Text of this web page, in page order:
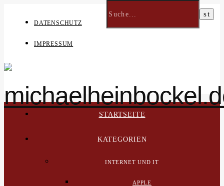
DATENSCHUTZ
IMPRESSUM
STARTSEITE
KATEGORIEN
INTERNET UND IT
APPLE